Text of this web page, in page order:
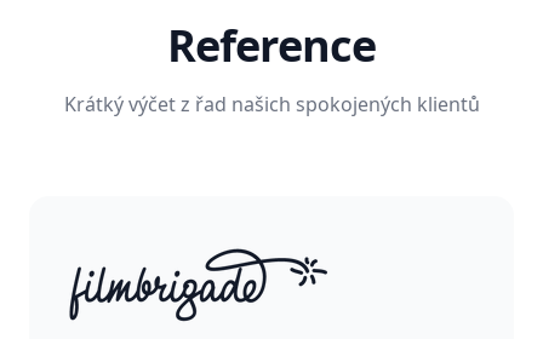
Reference
Krátký výčet z řad našich spokojených klientů